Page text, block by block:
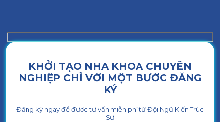
KHỞI TẠO NHA KHOA CHUYÊN
NGHIỆP CHỈ VỚI MỘT BƯỚC ĐĂNG
KÝ
Đăng ký ngay để được tư vấn miễn phí từ Đội Ngũ Kiến Trúc
Sư